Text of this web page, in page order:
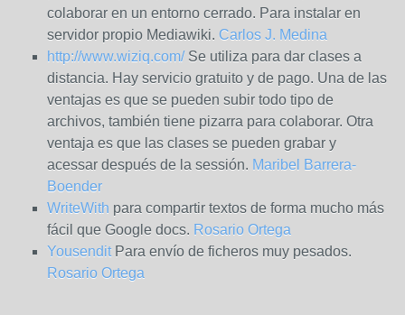
colaborar en un entorno cerrado. Para instalar en
servidor propio Mediawiki. Carlos J. Medina
http://www.wiziq.com/Se utiliza para dar clases a
distancia. Hay servicio gratuito y de pago. Una de las
ventajas es que se pueden subir todo tipo de
archivos, también tiene pizarra para colaborar. Otra
ventaja es que las clases se pueden grabar y
acessar después de la sessión. Maribel Barrera-
Boender
WriteWith para compartir textos de forma mucho más
fácil que Google docs. Rosario Ortega
YousenditPara envío de ficheros muy pesados.
Rosario Ortega